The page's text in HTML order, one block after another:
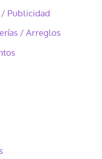
/ Publicidad
/ Arreglos